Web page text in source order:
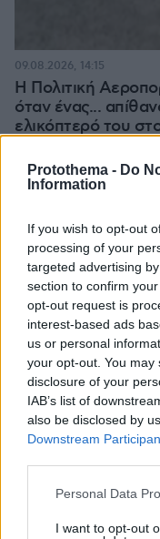
Protothema - Do
Information
If you wish to opt-out
processing of your
targeted advertising
section to confirm
opt-out request is
interest-based ads
us or personal
your opt-out. You
disclosure of your
IAB’s list of
also be disclosed by
Downstream
Please note that this
not limited to your
Personal Data
I want to opt-out
Η Πολιτική
όταν ένας...
ελικόπτερό του
09.08.2026, 14:15